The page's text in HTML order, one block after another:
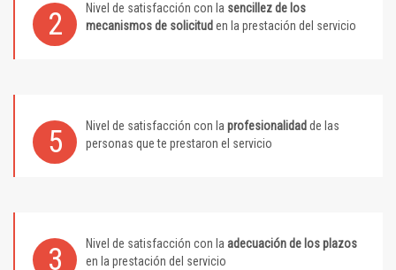
2 Nivel de satisfacción con la sencillez de los
mecanismos de solicitud en la prestación del servicio
5 Nivel de satisfacción con la profesionalidad de las
personas que te prestaron el servicio
3 Nivel de satisfacción con la adecuación de los plazos
en la prestación del servicio